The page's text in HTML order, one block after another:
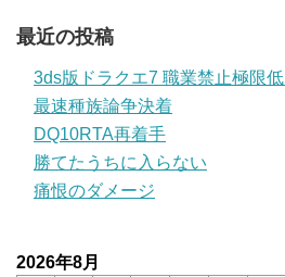
最近の投稿
3ds版ドラクエ7 職業禁止極限
最速種族論争決着
DQ10RTA再着手
勝てたうちに入らない
痛恨のダメージ
2026年8月